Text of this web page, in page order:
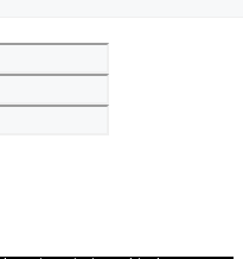
electrónico